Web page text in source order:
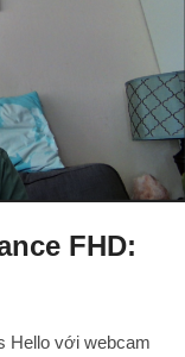
FHD:
Hello với webcam